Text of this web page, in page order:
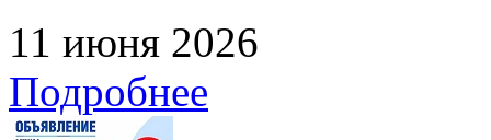
11 июня 2026
Подробнее